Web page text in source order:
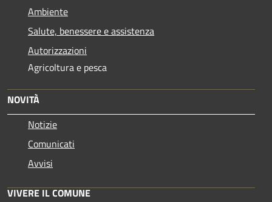
Ambiente
Salute, benessere e assistenza
Autorizzazioni
Agricoltura e pesca
NOVITÀ
Notizie
Comunicati
Avvisi
VIVERE IL COMUNE